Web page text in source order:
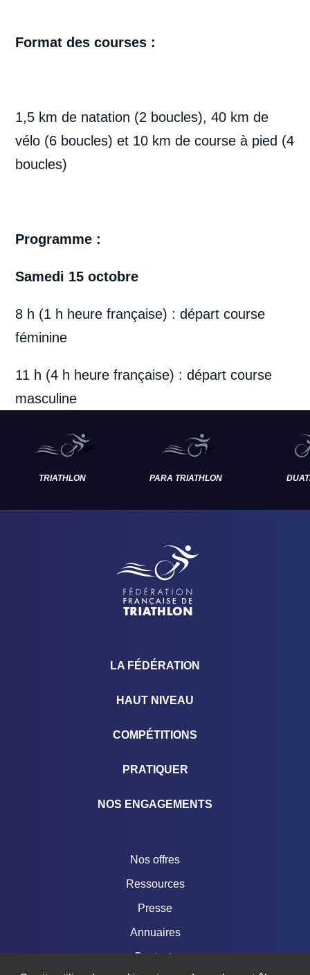
Format des courses :
1,5 km de natation (2 boucles), 40 km de
vélo (6 boucles) et 10 km de course à pied (4
boucles)
Programme :
Samedi 15 octobre
8 h (1 h heure française) : départ course
féminine
11 h (4 h heure française) : départ course
masculine
TRIATHLON PARA TRIATHLON
LA FÉDÉRATION
HAUT NIVEAU
COMPÉTITIONS
PRATIQUER
NOS ENGAGEMENTS
Nos offres
Ressources
Presse
Annuaires
Contacts